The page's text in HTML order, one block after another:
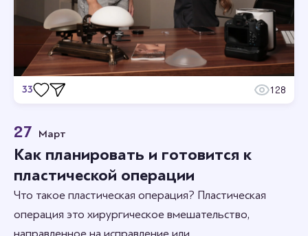
33 128
Станьте первым кто оставит отзыв.
27 Март
Как планировать и готовится к
пластической операции
Что такое пластическая операция? Пластическая
операция это хирургическое вмешательство,